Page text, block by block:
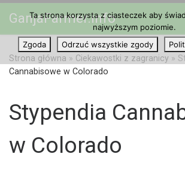
Przejdź do treści
GanjaFarmer.info
Strona główna » Ciekawostki z zagranicy »
Cannabisowe w Colorado
Stypendia
w Colorado
Ta strona korzysta z ciasteczek aby
najwyższym poziomie.
Zgoda
Odrzuć wszystkie zgody